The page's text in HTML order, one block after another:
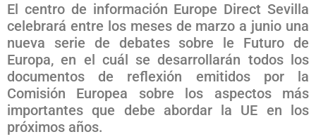
El centro de información Europe Direct Sevilla
celebrará entre los meses de marzo a junio una
nueva serie de debates sobre le Futuro de
Europa, en el cuál se desarrollarán todos los
documentos de reflexión emitidos por la
Comisión Europea sobre los aspectos más
importantes que debe abordar la UE en los
próximos años.